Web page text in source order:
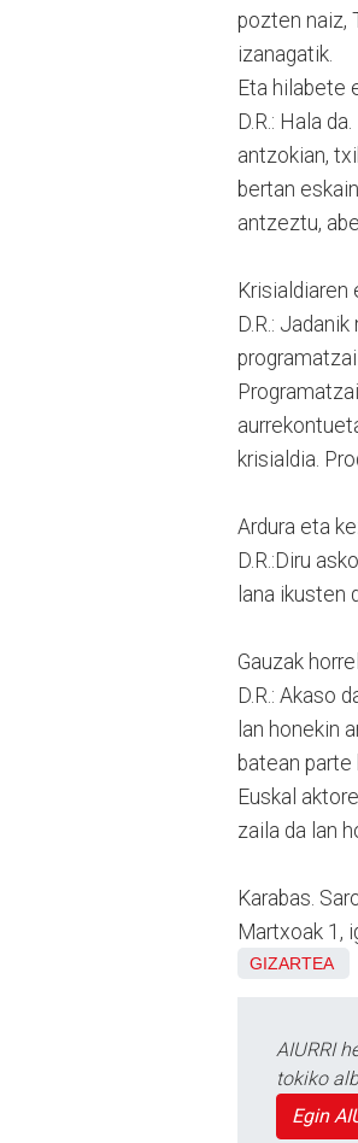
pozten naiz,
izanagatik.
Eta hilabete
D.R.: Hala
antzokian,
bertan
antzeztu,
Krisialdiaren
D.R.:
krisialdia.
Ardura eta
D.R.:Diru
lana ikusten
Gauzak
D.R.: Akaso
lan honekin
batean
Euskal
zaila da lan
Karabas.
Martxoak 1,
GIZARTEA
AIURRI
tokiko
Egin